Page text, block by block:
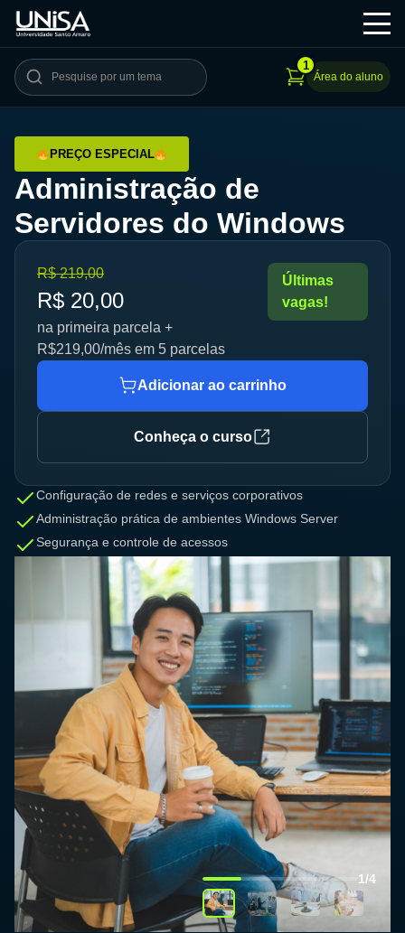
1
Área do aluno
PREÇO ESPECIAL
Administração de
Servidores do Windows
R$219,00
O
preço
era:
R$ 219,00.
R$ 20,00
O
preço
é:
R$ 20,00.
na primeira parcela +
R$219,00/mês em 5 parcelas
Últimas
vagas!
Adicionar ao carrinho
Conheça o curso
Configuração de redes e serviços corporativos
Administração prática de ambientes Windows Server
Segurança e controle de acessos
1/4